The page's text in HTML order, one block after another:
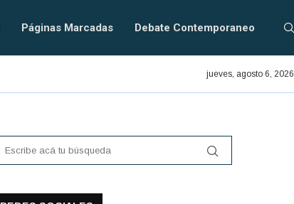
Páginas Marcadas Debate Contemporaneo
En defensa del PRAIS.
jueves, agosto 6, 2026